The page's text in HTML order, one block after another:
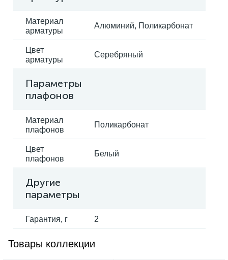
Материал
арматуры
Алюминий, Поликарбонат
Цвет
арматуры
Серебряный
Параметры
плафонов
Материал
плафонов
Поликарбонат
Цвет
плафонов
Белый
Другие
параметры
Гарантия, г 2
Товары коллекции